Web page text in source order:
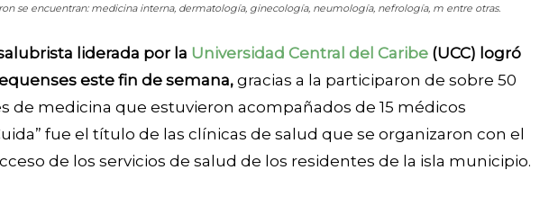
se encuentran: medicina interna, dermatología, ginecología, neumología, nefrología, m entre otras.
liderada por la Universidad Central del Caribe (UCC) logró
este fin de semana, gracias a la participaron de sobre 50
de medicina que estuvieron acompañados de 15 médicos
fue el título de las clínicas de salud que se organizaron con el
de los servicios de salud de los residentes de la isla municipio.